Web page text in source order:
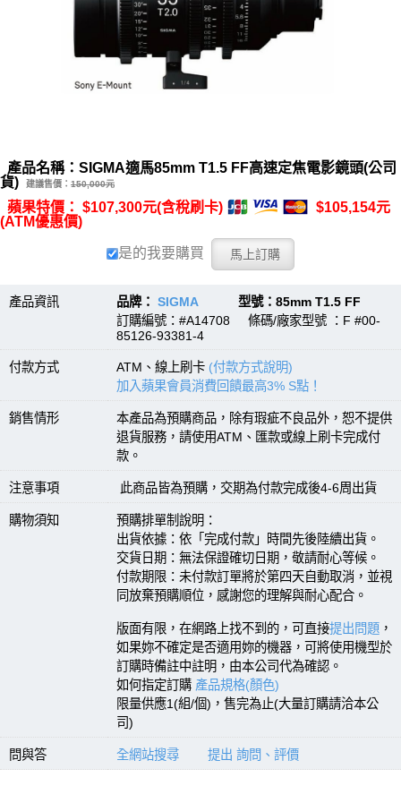
產品名稱：SIGMA適馬85mm T1.5 FF高速定焦電影鏡頭(公司
貨)
建議售價： 150,000元
蘋果特價： $107,300元(含稅刷卡)
$105,154元
(ATM優惠價)
是的我要購買
產品資訊 品牌： SIGMA 型號：85mm T1.5 FF
訂購編號：#A14708 條碼/廠家型號 ：F #00-
85126-93381-4
付款方式 ATM、線上刷卡 (付款方式說明)
加入蘋果會員消費回饋最高3% S點！
銷售情形
本產品為預購商品，除有瑕疵不良品外，恕不提供
退貨服務，請使用ATM、匯款或線上刷卡完成付
款。
注意事項 此商品皆為預購，交期為付款完成後4-6周出貨
購物須知
預購排單制說明：
出貨依據：依「完成付款」時間先後陸續出貨。
交貨日期：無法保證確切日期，敬請耐心等候。
付款期限：未付款訂單將於第四天自動取消，並視
同放棄預購順位，感謝您的理解與耐心配合。
版面有限，在網路上找不到的，可直接提出問題 ，
如果妳不確定是否適用妳的機器，可將使用機型於
訂購時備註中註明，由本公司代為確認。
如何指定訂購 產品規格(顏色)
限量供應1(組/個)，售完為止(大量訂購請洽本公
司)
問與答 全網站搜尋 提出 詢問、評價